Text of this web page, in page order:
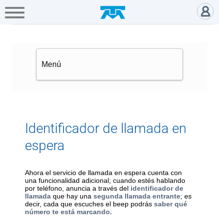
Hogar Empresa Gamers
A+
Telmex
Tienda
línea
Portabilidad
Identificador de llamada en
espera
Ahora el servicio de llamada en espera cuenta con
una funcionalidad adicional; cuando estés hablando
por teléfono, anuncia a través del identificador de
llamadaque hay una segunda llamada entrante; es
decir, cada que escuches el beep podrás saber qué
número te está marcando.